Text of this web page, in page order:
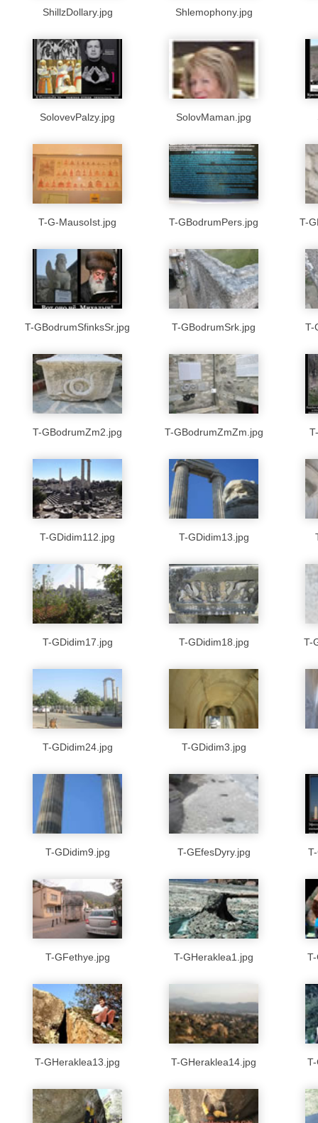
ShillzDollary.jpg Shlemophony.jpg
SolovevPalzy.jpg SolovMaman.jpg
T-G-MausoIst.jpg T-GBodrumPers.jpg T-
T-GBodrumSfinksSr.jpg T-GBodrumSrk.jpg T-
T-GBodrumZm2.jpg T-GBodrumZmZm.jpg
T-GDidim112.jpg T-GDidim13.jpg
T-GDidim17.jpg T-GDidim18.jpg T-
T-GDidim24.jpg T-GDidim3.jpg
T-GDidim9.jpg T-GEfesDyry.jpg
T-GFethye.jpg T-GHeraklea1.jpg
T-GHeraklea13.jpg T-GHeraklea14.jpg